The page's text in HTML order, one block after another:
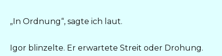
„In Ordnung“, sagte ich laut.
Igor blinzelte. Er erwartete Streit oder Drohung.